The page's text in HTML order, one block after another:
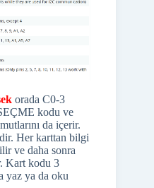
orada C0-3
kodu ve
da içerir.
Her karttan bilgi
ve daha sonra
Kart kodu 3
yaz ya da oku